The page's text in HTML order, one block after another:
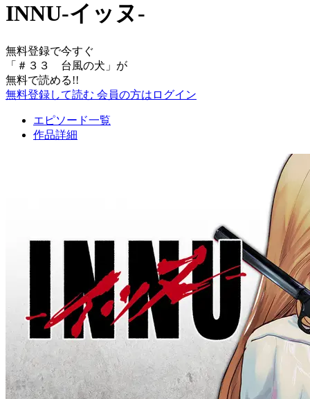
INNU-イッヌ-
無料登録で今すぐ
「 ＃３３ 台風の犬 」が
無料で読める!!
無料登録して読む 会員の方はログイン
エピソード一覧
作品詳細